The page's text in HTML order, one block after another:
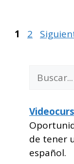
Página
1 Página
2
Buscar:
de tener
español.